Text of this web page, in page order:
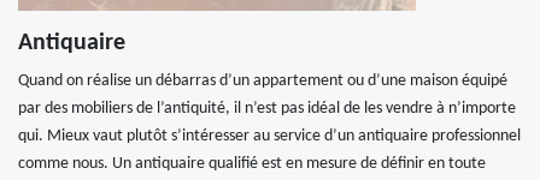
Antiquaire
Quand on réalise un débarras d’un appartement ou d’une maison équipé
par des mobiliers de l’antiquité, il n’est pas idéal de les vendre à n’importe
qui. Mieux vaut plutôt s’intéresser au service d’un antiquaire professionnel
comme nous. Un antiquaire qualifié est en mesure de définir en toute